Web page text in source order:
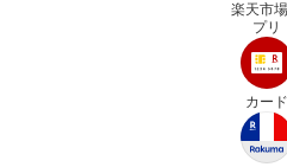
楽天市
プリ
カード